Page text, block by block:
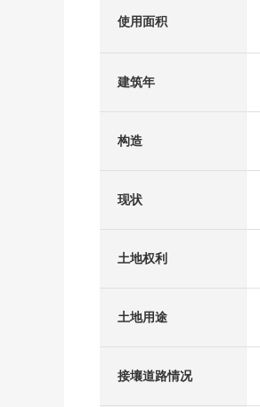
使用面积
建筑年
构造
现状
土地权利
土地用途
接壤道路情况